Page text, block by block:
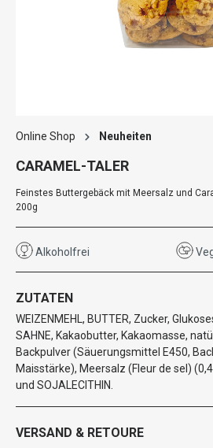
Online Shop Neuheiten
CARAMEL-TALER
Feinstes Buttergebäck mit Meersalz und
200g
Alkoholfrei
ZUTATEN
WEIZENMEHL, BUTTER, Zucker,
SAHNE, Kakaobutter, Kakaomasse,
Backpulver (Säuerungsmittel E450,
Maisstärke), Meersalz (Fleur de sel)
und SOJALECITHIN.
VERSAND & RETOURE